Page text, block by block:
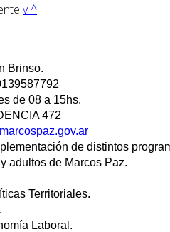
v^
Brinso.
de 08 a 15hs.
472
de distintos
adultos de Marcos Paz.
Territoriales.
Laboral.